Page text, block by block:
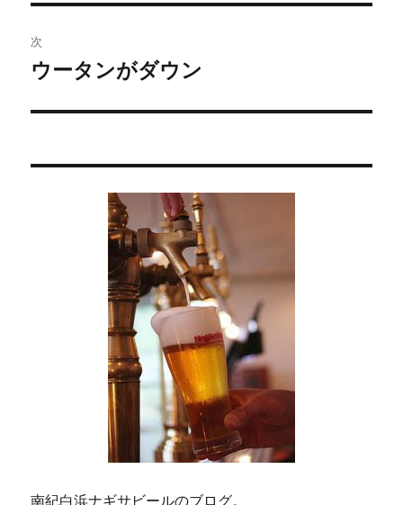
ビ
ゲ
ー
の
投
稿:
次
次
投
ウータンがダウン
南紀白浜ナギサビールのブログ。